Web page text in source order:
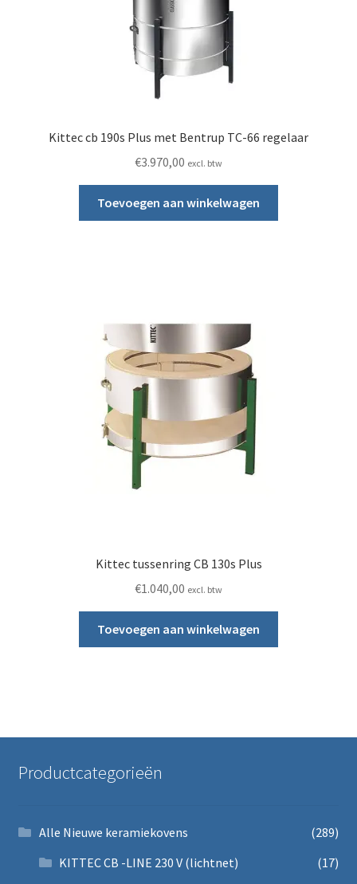
Kittec cb 190s Plus met Bentrup TC-66 regelaar
€3.970,00 excl. btw
Toevoegen aan winkelwagen
Kittec tussenring CB 130s Plus
€1.040,00 excl. btw
Toevoegen aan winkelwagen
Productcategorieën
Alle Nieuwe keramiekovens
(289)
KITTEC CB -LINE 230 V (lichtnet)
(17)